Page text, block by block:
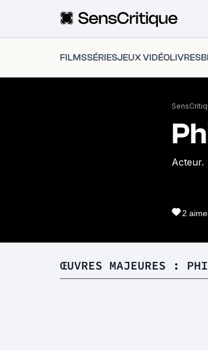
FILMSSÉRIESJEUX VIDÉOLIVRES
Acteur.
2
ŒUVRES MAJEURES :